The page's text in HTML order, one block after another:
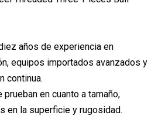
años de experiencia en
equipos importados avanzados y
continua.
en cuanto a tamaño,
en la superficie y rugosidad.